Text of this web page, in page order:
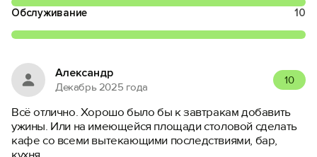
Обслуживание 10
Александр
Декабрь 2025 года
10
Всё отлично. Хорошо было бы к завтракам добавить
ужины. Или на имеющейся площади столовой сделать
кафе со всеми вытекающими последствиями, бар,